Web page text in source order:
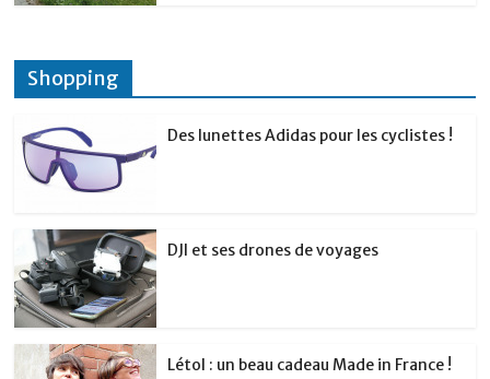
Shopping
Des lunettes Adidas pour les cyclistes !
DJI et ses drones de voyages
Létol : un beau cadeau Made in France !